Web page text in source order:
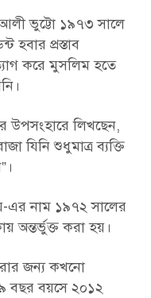
আলী ভুট্টো ১৯৭৩ সালে
হবার প্রস্তাব
করে মুসলিম হতে
উপসংহারে লিখছেন,
যিনি শুধুমাত্র ব্যক্তি
এর নাম ১৯৭২ সালের
অন্তর্ভুক্ত করা হয়।
জন্য কখনো
বছর বয়সে ২০১২